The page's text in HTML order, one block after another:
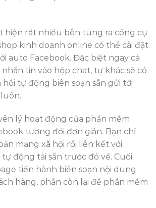
hiện rất nhiều bên tung ra công cụ
kinh doanh online có thể cài đặt
auto Facebook. Đặc biệt ngay cả
tin vào hộp chat, tự khác sẽ có
tự động biên soạn sẵn gửi tới
lý hoạt động của phần mềm
tương đối đơn giản. Bạn chỉ
mạng xã hội rồi liên kết với
động tải sẵn trước đó về. Cuối
tiến hành biên soạn nội dung
hàng, phần còn lại để phần mềm